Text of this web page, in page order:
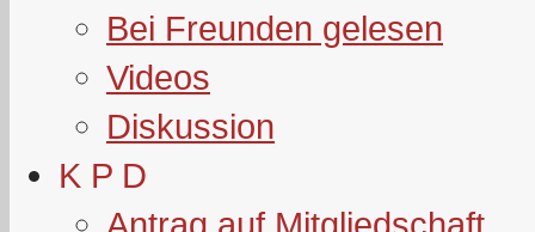
Bei Freunden gelesen
Videos
Diskussion
K P D